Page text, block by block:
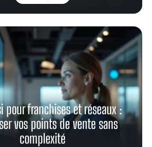
pour franchises et réseaux :
vos points de vente sans
complexité